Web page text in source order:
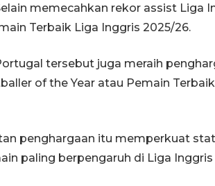
memecahkan rekor assist Liga
Terbaik Liga Inggris 2025/26.
tersebut juga meraih
of the Year atau Pemain
penghargaan itu memperkuat
paling berpengaruh di Liga